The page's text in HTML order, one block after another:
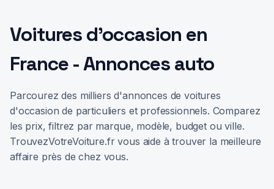
Voitures d'occasion en
France - Annonces auto
Parcourez des milliers d'annonces de voitures
d'occasion de particuliers et professionnels. Comparez
les prix, filtrez par marque, modèle, budget ou ville.
TrouvezVotreVoiture.fr vous aide à trouver la meilleure
affaire près de chez vous.